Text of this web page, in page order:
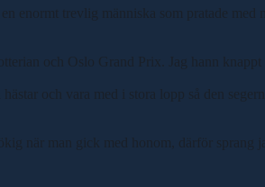
enormt trevlig människa som pratade med
och Oslo Grand Prix. Jag hann knappt
och vara med i stora lopp så den
när man gick med honom, därför sprang